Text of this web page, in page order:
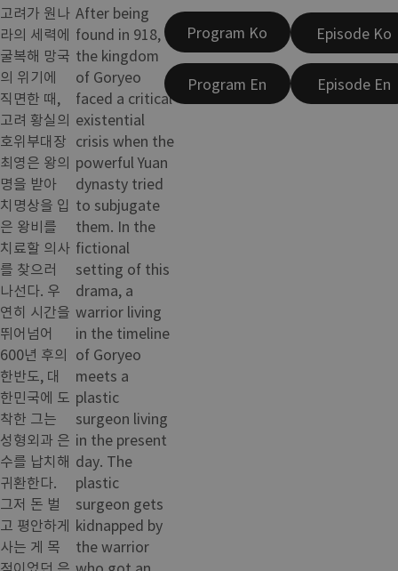
고려가 원나
라의 세력에
굴복해 망국
의 위기에
직면한 때,
고려 황실의
호위부대장
최영은 왕의
명을 받아
치명상을 입
은 왕비를
치료할 의사
를 찾으러
나선다. 우
연히 시간을
뛰어넘어
600년 후의
한반도, 대
한민국에 도
착한 그는
성형외과 은
수를 납치해
귀환한다.
그저 돈 벌
고 평안하게
사는 게 목
After being
found in 918,
the kingdom
of Goryeo
faced a critical
existential
crisis when the
powerful Yuan
dynasty tried
to subjugate
them. In the
fictional
setting of this
drama, a
warrior living
in the timeline
of Goryeo
meets a
plastic
surgeon living
in the present
day. The
plastic
surgeon gets
kidnapped by
the warrior
Program Ko
Program En
Episode Ko
Episode En